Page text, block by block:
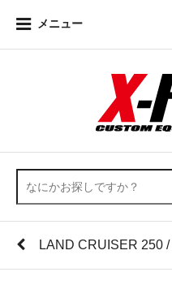
メニュー
LAND CRUISER 250